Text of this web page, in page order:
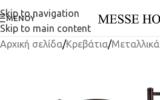
Skip to navigation
Skip to main content
ΜΕΝΟΎ
Αρχική σελίδα/Κρεβάτια/Μεταλλικά